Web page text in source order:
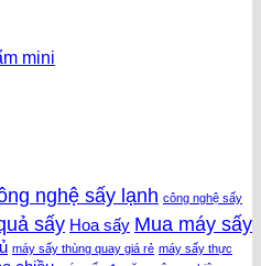
mini
nghệ sấy lạnh công nghệ sấy
sấy Hoa sấy Mua máy sấy
máy sấy thùng quay giá rẻ máy sấy thực